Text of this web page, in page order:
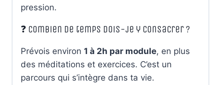
pression.
❓ Combien de temps dois-je y consacrer ?
Prévois environ 1 à 2h par module, en plus
des méditations et exercices. C’est un
parcours qui s’intègre dans ta vie.